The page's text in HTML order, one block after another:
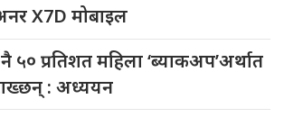
X7D मोबाइल
५० प्रतिशत महिला ‘ब्याकअप’अर्थात
: अध्ययन